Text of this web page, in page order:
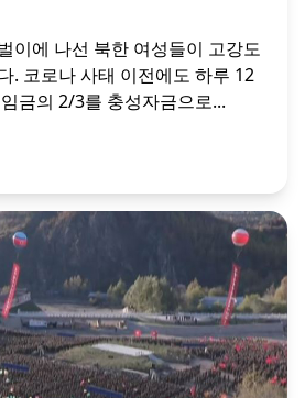
이에 나선 북한 여성들이 고강도
. 코로나 사태 이전에도 하루 12
금의 2/3를 충성자금으로...